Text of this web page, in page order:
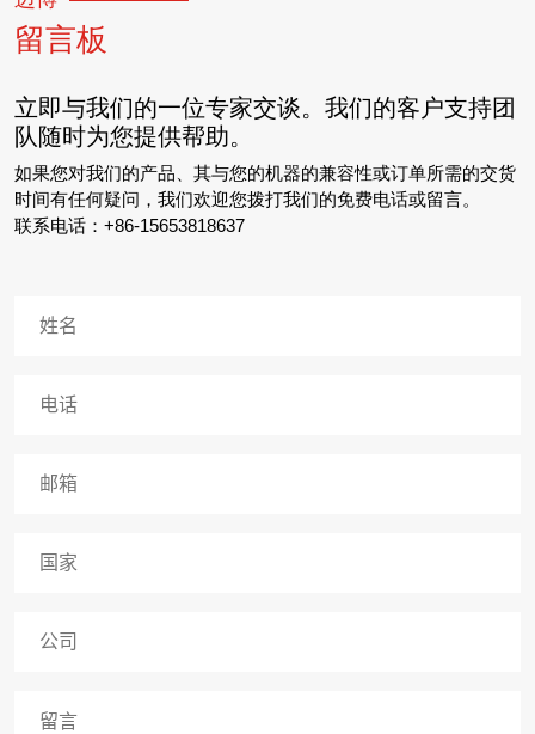
留言板
立即与我们的一位专家交谈。我们的客户支持团
队随时为您提供帮助。
如果您对我们的产品、其与您的机器的兼容性或订单所需的交货
时间有任何疑问，我们欢迎您拨打我们的免费电话或留言。
联系电话：+86-15653818637